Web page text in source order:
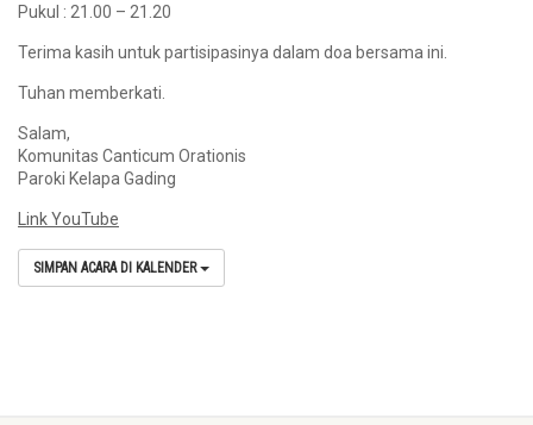
Pukul : 21.00 – 21.20
Terima kasih untuk partisipasinya dalam doa bersama ini.
Tuhan memberkati.
Salam,
Komunitas Canticum Orationis
Paroki Kelapa Gading
Link YouTube
SIMPAN ACARA DI KALENDER